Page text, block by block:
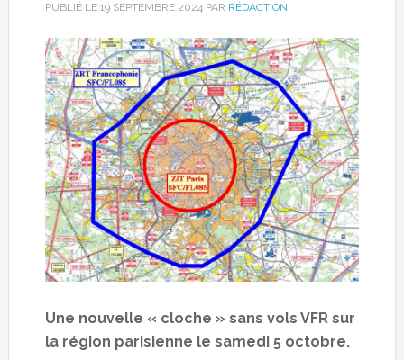
PUBLIÉ LE 19 SEPTEMBRE 2024PAR RÉDACTION
Une nouvelle « cloche » sans vols VFR sur
la région parisienne le samedi 5 octobre.